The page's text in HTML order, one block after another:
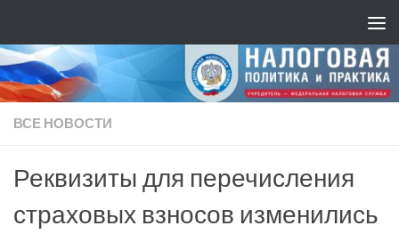
ВСЕ НОВОСТИ
Реквизиты для перечисления
страховых взносов изменились